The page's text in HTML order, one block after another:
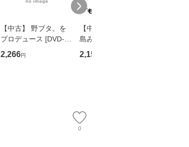
【中古】 野ブタ。を
プロデュース [DVD-B
OX] / バップ [DVD]
【メール便送料無料】
2,266円
【中古】 寒水魚 / 中
島みゆき / [CD]【メー
ル便送料無料】
2,150
0